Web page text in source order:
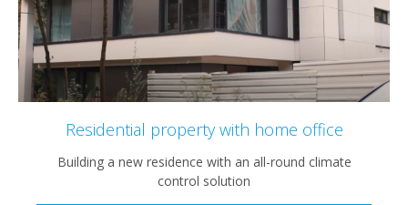
Residential property with home
Building a new residence with an all-round
control solution